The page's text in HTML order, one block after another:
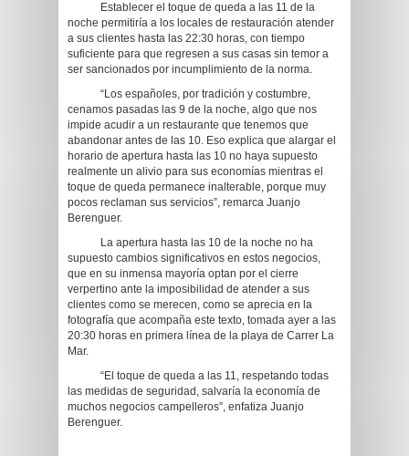
Establecer el toque de queda a las 11 de la
noche permitiría a los locales de restauración atender
a sus clientes hasta las 22:30 horas, con tiempo
suficiente para que regresen a sus casas sin temor a
ser sancionados por incumplimiento de la norma.
“Los españoles, por tradición y costumbre,
cenamos pasadas las 9 de la noche, algo que nos
impide acudir a un restaurante que tenemos que
abandonar antes de las 10. Eso explica que alargar el
horario de apertura hasta las 10 no haya supuesto
realmente un alivio para sus economías mientras el
toque de queda permanece inalterable, porque muy
pocos reclaman sus servicios”, remarca Juanjo
Berenguer.
La apertura hasta las 10 de la noche no ha
supuesto cambios significativos en estos negocios,
que en su inmensa mayoría optan por el cierre
verpertino ante la imposibilidad de atender a sus
clientes como se merecen, como se aprecia en la
fotografía que acompaña este texto, tomada ayer a las
20:30 horas en primera línea de la playa de Carrer La
Mar.
“El toque de queda a las 11, respetando todas
las medidas de seguridad, salvaría la economía de
muchos negocios campelleros”, enfatiza Juanjo
Berenguer.